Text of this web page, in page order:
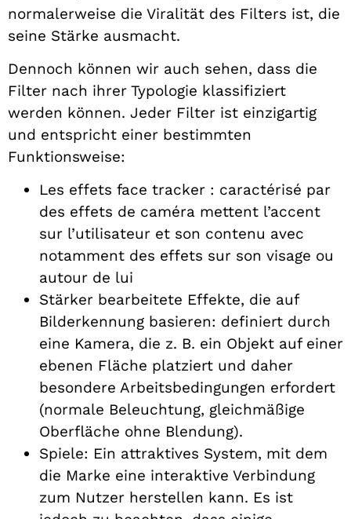
normalerweise die Viralität des Filters ist, die
seine Stärke ausmacht.
Dennoch können wir auch sehen, dass die
Filter nach ihrer Typologie klassifiziert
werden können. Jeder Filter ist einzigartig
und entspricht einer bestimmten
Funktionsweise:
Les effets face tracker : caractérisé par
des effets de caméra mettent l’accent
sur l’utilisateur et son contenu avec
notamment des effets sur son visage ou
autour de lui
Stärker bearbeitete Effekte, die auf
Bilderkennung basieren: definiert durch
eine Kamera, die z. B. ein Objekt auf einer
ebenen Fläche platziert und daher
besondere Arbeitsbedingungen erfordert
(normale Beleuchtung, gleichmäßige
Oberfläche ohne Blendung).
Spiele: Ein attraktives System, mit dem
die Marke eine interaktive Verbindung
zum Nutzer herstellen kann. Es ist